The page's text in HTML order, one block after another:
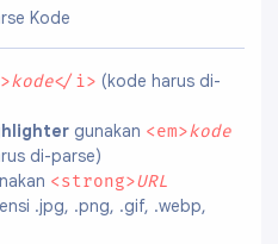
Kode
kode</i> (kode harus di-
gunakan <em>kode
di-parse)
<strong>URL
.jpg, .png, .gif, .webp,